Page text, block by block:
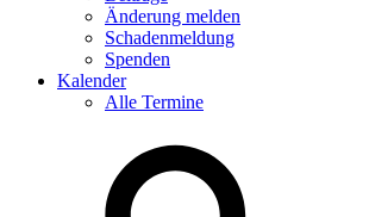
Änderung melden
Schadenmeldung
Spenden
Kalender
Alle Termine